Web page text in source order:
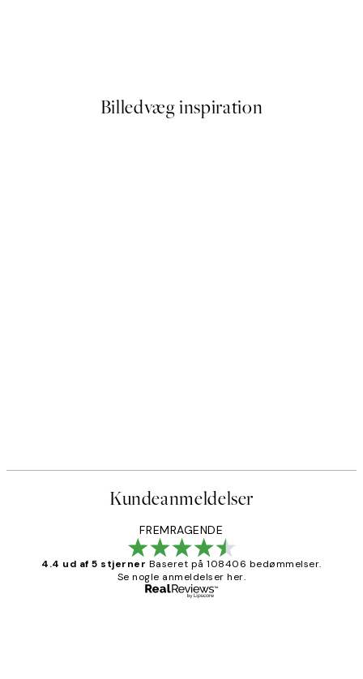
Billedvæg inspiration
Kundeanmeldelser
FREMRAGENDE
4.4 ud af 5 stjerner Baseret på 108406 bedømmelser.
Se nogle anmeldelser her.